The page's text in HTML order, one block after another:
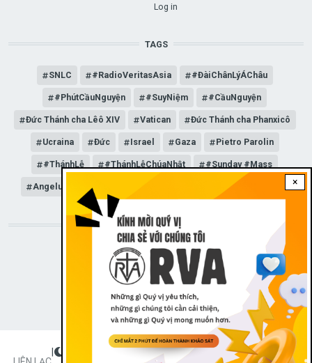
×
Log in
TAGS
SNLC #RadioVeritasAsia #ĐàiChânLýÁChâu
#PhútCầuNguyện #SuyNiệm #CầuNguyện
Đức Thánh cha Lêô XIV Vatican Đức Thánh cha Phanxicô
Ucraina Đức Israel Gaza Pietro Parolin
#ThánhLễ #ThánhLễChúaNhật #Sunday #Mass
Angelus Đức Giáo hoàng Lêô XIV General Audience
STAY CONNECTED WITH US!
FOOTER